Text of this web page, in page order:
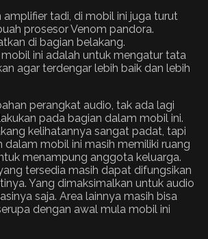
amplifier tadi, di mobil ini juga turut
prosesor Venom pandora.
di bagian belakang.
ini adalah untuk mengatur tata
agar terdengar lebih baik dan lebih
perangkat audio, tak ada lagi
pada bagian dalam mobil ini.
kelihatannya sangat padat, tapi
dalam mobil ini masih memiliki ruang
menampung anggota keluarga.
tersedia masih dapat difungsikan
Yang dimaksimalkan untuk audio
saja. Area lainnya masih bisa
dengan awal mula mobil ini